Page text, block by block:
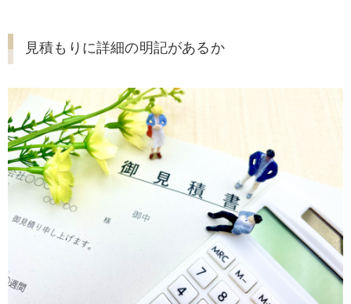
見積もりに詳細の明記があるか